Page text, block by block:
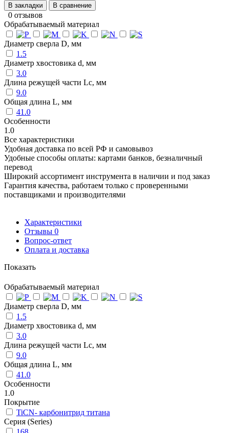
В закладки В сравнение
0 отзывов
Обрабатываемый материал
Диаметр сверла D, мм
1.5
Диаметр хвостовика d, мм
3.0
Длина режущей части Lc, мм
9.0
Общая длина L, мм
41.0
Особенности
1.0
Все характеристики
Удобная доставка по всей РФ и самовывоз
Удобные способы оплаты: картами банков, безналичный
перевод
Широкий ассортимент инструмента в наличии и под заказ
Гарантия качества, работаем только с проверенными
поставщиками и производителями
Характеристики
Отзывы 0
Вопрос-ответ
Оплата и доставка
Показать
Обрабатываемый материал
Диаметр сверла D, мм
1.5
Диаметр хвостовика d, мм
3.0
Длина режущей части Lc, мм
9.0
Общая длина L, мм
41.0
Особенности
1.0
Покрытие
TiCN- карбонитрид титана
Серия (Series)